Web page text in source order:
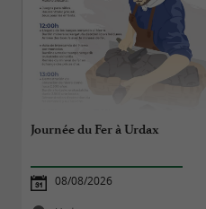
Journée du Fer à Urdax
08/08/2026